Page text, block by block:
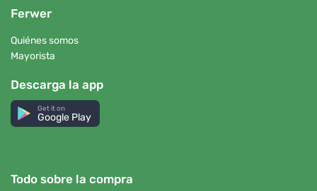
Ferwer
Quiénes somos
Mayorista
Descarga la app
Get it on
Google Play
Todo sobre la compra